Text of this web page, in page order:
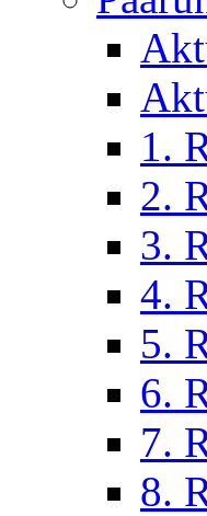
1.
2.
3.
4.
5.
6.
7.
8.